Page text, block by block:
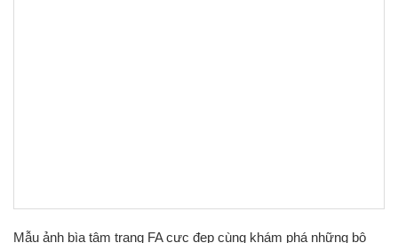
Mẫu ảnh bìa tâm trạng FA cực đẹp cùng khám phá những bộ